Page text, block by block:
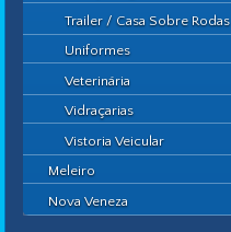
Trailer / Casa Sobre Rodas
Uniformes
Veterinária
Vidraçarias
Vistoria Veicular
Meleiro
Nova Veneza